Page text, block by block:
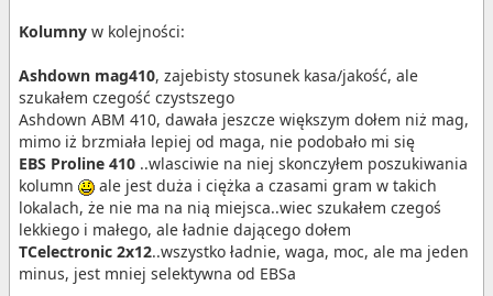
Kolumny w kolejności:
Ashdown mag410, zajebisty stosunek kasa/jakość, ale
szukałem czegość czystszego
Ashdown ABM 410, dawała jeszcze większym dołem niż mag,
mimo iż brzmiała lepiej od maga, nie podobało mi się
EBS Proline 410 ..wlasciwie na niej skonczyłem poszukiwania
kolumn
ale jest duża i ciężka a czasami gram w takich
lokalach, że nie ma na nią miejsca..wiec szukałem czegoś
lekkiego i małego, ale ładnie dającego dołem
TCelectronic 2x12..wszystko ładnie, waga, moc, ale ma jeden
minus, jest mniej selektywna od EBSa